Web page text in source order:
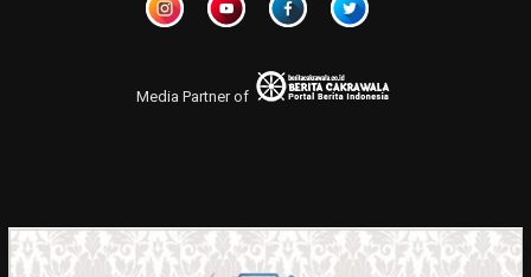
Media Partner of